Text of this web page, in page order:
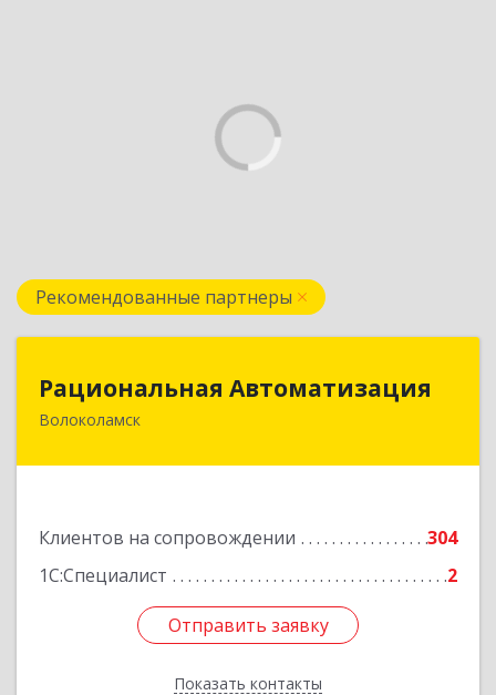
Рекомендованные партнеры
Рациональная Автоматизация
Волоколамск
Клиентов на сопровождении
304
1С:Специалист
2
Отправить заявку
Показать контакты
143600, Московская обл, Волоколамский р-н,
Подробнее
Отправить заявку
Назад